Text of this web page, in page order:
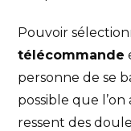
Pouvoir
télécommande
personne de se
possible que
ressent des